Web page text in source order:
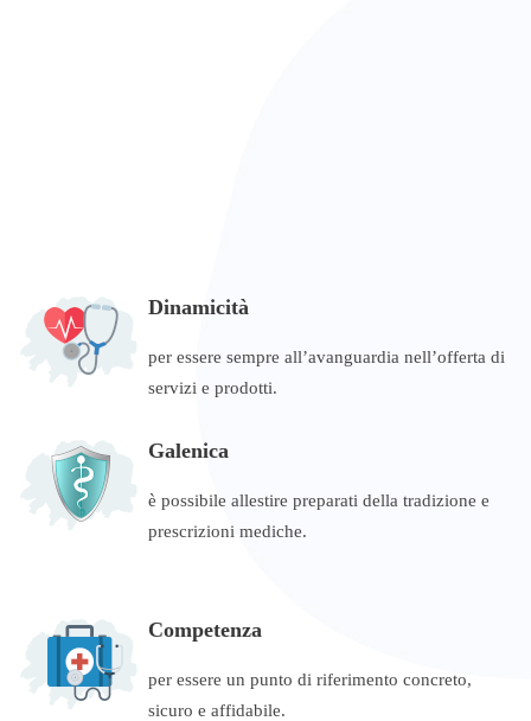
Dinamicità
per essere sempre all’avanguardia nell’offerta di
servizi e prodotti.
Galenica
è possibile allestire preparati della tradizione e
prescrizioni mediche.
Competenza
per essere un punto di riferimento concreto,
sicuro e affidabile.